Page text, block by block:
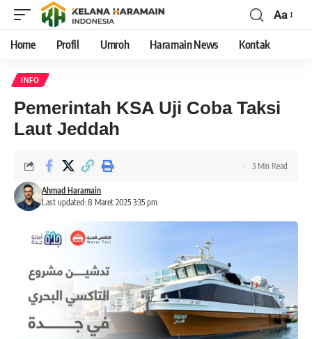
Aa
Home Profil Umroh Haramain News Kontak
INFO
Pemerintah KSA Uji Coba Taksi
Laut Jeddah
Last updated: 8 Maret 2025 3:35 pm
Ahmad Haramain
3 Min Read